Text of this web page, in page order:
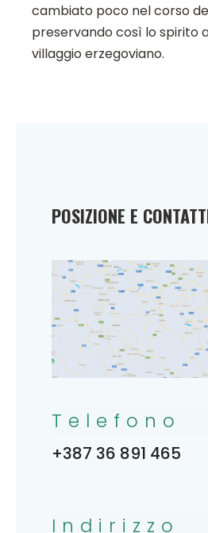
cambiato poco nel corso
preservando così lo spirito
villaggio erzegoviano.
POSIZIONE E
Telefono
+387 36 891 465
Indirizzo